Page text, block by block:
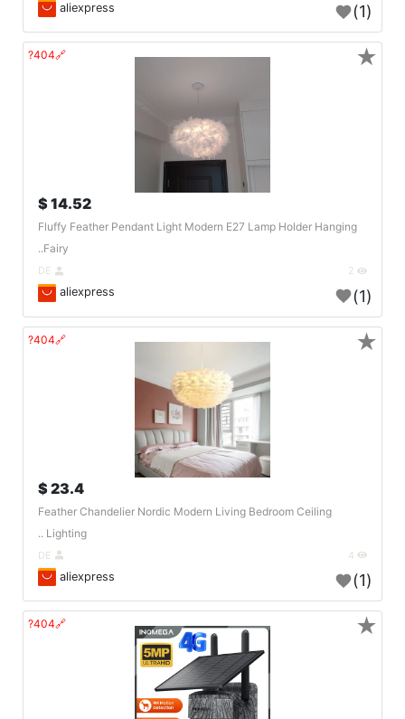
aliexpress (1)
🔗404?
14.52 $
Fluffy Feather Pendant Light Modern E27 Lamp Holder Hanging
Fairy..
aliexpress (1)
★
🔗404?
23.4 $
Feather Chandelier Nordic Modern Living Bedroom Ceiling
Lighting ..
aliexpress (1)
★
🔗404? ★